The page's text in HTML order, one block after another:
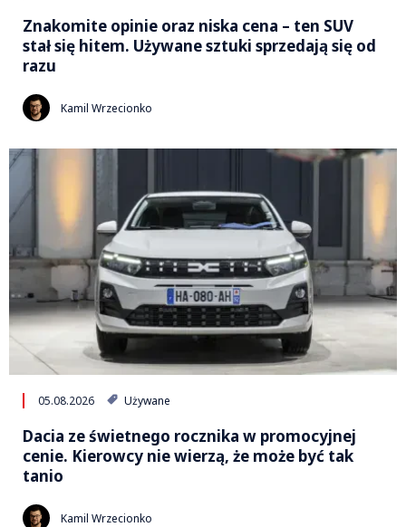
Znakomite opinie oraz niska cena – ten SUV
stał się hitem. Używane sztuki sprzedają się od
razu
Kamil Wrzecionko
05.08.2026 Używane
Dacia ze świetnego rocznika w promocyjnej
cenie. Kierowcy nie wierzą, że może być tak
tanio
Kamil Wrzecionko